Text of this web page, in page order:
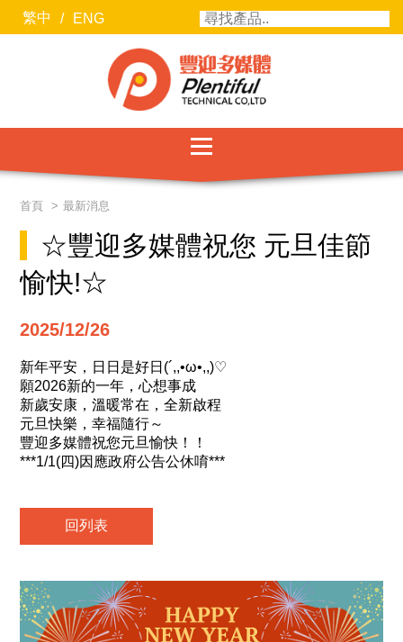
繁中 / ENG
服務項目
最新消息
合作廠商
首頁 最新消息
☆豐迎多媒體祝您 元旦佳節
愉快!☆
2025/12/26
新年平安，日日是好日(´,,•ω•,,)♡
願2026新的一年，心想事成
新歲安康，溫暖常在，全新啟程
元旦快樂，幸福隨行～
豐迎多媒體祝您元旦愉快！！
***1/1(四)因應政府公告公休唷***
回列表